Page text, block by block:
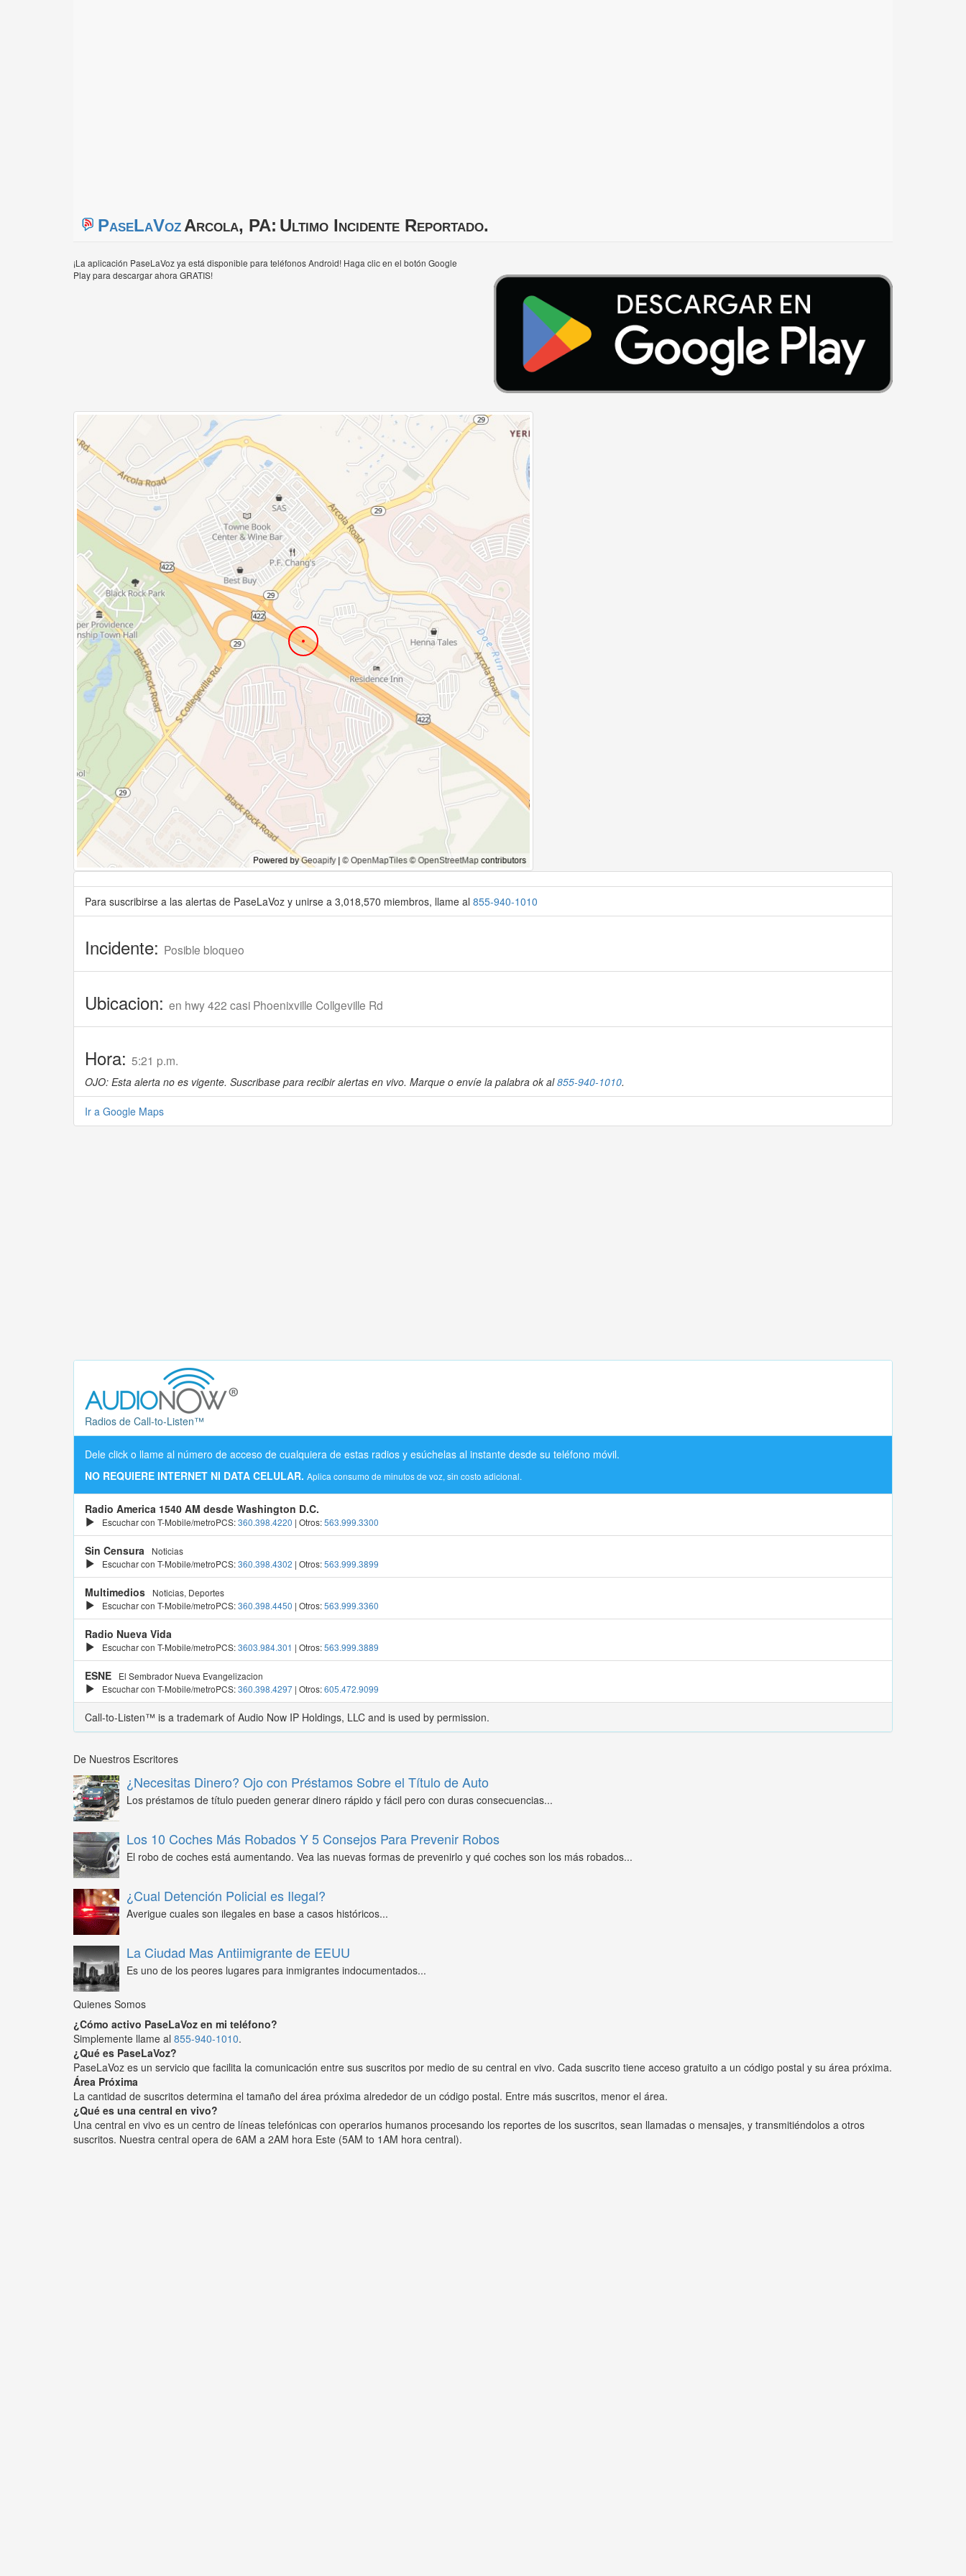
PaseLaVozArcola, PA: Ultimo Incidente Reportado.
¡La aplicación PaseLaVoz ya está disponible para teléfonos Android! Haga clic en el botón Google
Play para descargar ahora GRATIS!
Para suscribirse a las alertas de PaseLaVoz y unirse a 3,018,570 miembros, llame al 855-940-1010
Incidente: Posible bloqueo
Ubicacion: en hwy 422 casi Phoenixville Collgeville Rd
Hora: 5:21 p.m.
OJO: Esta alerta no es vigente. Suscribase para recibir alertas en vivo. Marque o envíe la palabra ok al855-940-1010.
Ir a Google Maps
Radios de Call-to-Listen™
Dele click o llame al número de acceso de cualquiera de estas radios y esúchelas al instante desde su teléfono móvil.
NO REQUIERE INTERNET NI DATA CELULAR. Aplica consumo de minutos de voz, sin costo adicional.
Radio America 1540 AM desde Washington D.C.
Escuchar con T-Mobile/metroPCS:360.398.4220 | Otros:563.999.3300
Sin Censura
Noticias
Escuchar con T-Mobile/metroPCS:360.398.4302 | Otros:563.999.3899
Multimedios
Noticias, Deportes
Escuchar con T-Mobile/metroPCS:360.398.4450 | Otros:563.999.3360
Radio Nueva Vida
Escuchar con T-Mobile/metroPCS:3603.984.301 | Otros:563.999.3889
ESNE
El Sembrador Nueva Evangelizacion
Escuchar con T-Mobile/metroPCS:360.398.4297 | Otros:605.472.9099
Call-to-Listen™ is a trademark of Audio Now IP Holdings, LLC and is used by permission.
De Nuestros Escritores
¿Necesitas Dinero? Ojo con Préstamos Sobre el Título de Auto
Los préstamos de título pueden generar dinero rápido y fácil pero con duras consecuencias...
Los 10 Coches Más Robados Y 5 Consejos Para Prevenir Robos
El robo de coches está aumentando. Vea las nuevas formas de prevenirlo y qué coches son los más robados...
¿Cual Detención Policial es Ilegal?
Averigue cuales son ilegales en base a casos históricos...
La Ciudad Mas Antiimigrante de EEUU
Es uno de los peores lugares para inmigrantes indocumentados...
Quienes Somos
¿Cómo activo PaseLaVoz en mi teléfono?
Simplemente llame al 855-940-1010.
¿Qué es PaseLaVoz?
PaseLaVoz es un servicio que facilita la comunicación entre sus suscritos por medio de su central en vivo. Cada suscrito tiene acceso gratuito a un código postal y su área próxima.
Área Próxima
La cantidad de suscritos determina el tamaño del área próxima alrededor de un código postal. Entre más suscritos, menor el área.
¿Qué es una central en vivo?
Una central en vivo es un centro de líneas telefónicas con operarios humanos procesando los reportes de los suscritos, sean llamadas o mensajes, y transmitiéndolos a otros
suscritos. Nuestra central opera de 6AM a 2AM hora Este (5AM to 1AM hora central).